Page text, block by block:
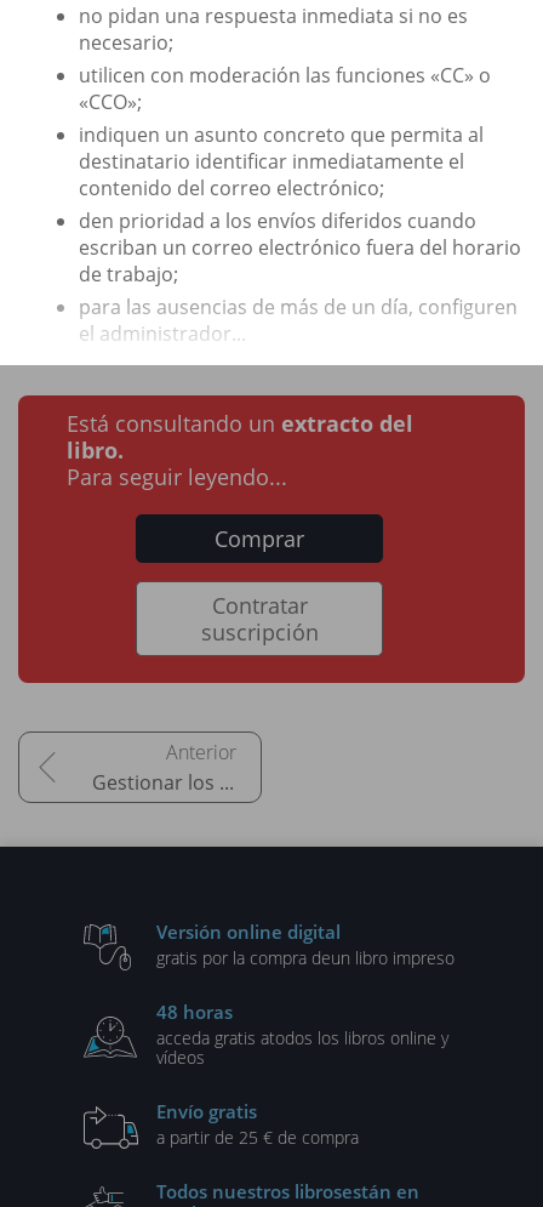
no pidan una respuesta inmediata si no es
necesario;
utilicen con moderación las funciones «CC» o
«CCO»;
indiquen un asunto concreto que permita al
destinatario identificar inmediatamente el
contenido del correo electrónico;
den prioridad a los envíos diferidos cuando
escriban un correo electrónico fuera del horario
de trabajo;
para las ausencias de más de un día, configuren
el administrador...
Está consultando un extracto del
libro.
Para seguir leyendo...
Comprar
Contratar
suscripción
Gestionar los RR HH y liderar el proceso de cambio
Versión online digital
gratis por la compra deun libro impreso
48 horas
acceda gratis atodos los libros online y
vídeos
Envío gratis
a partir de 25 € de compra
Todos nuestros librosestán en